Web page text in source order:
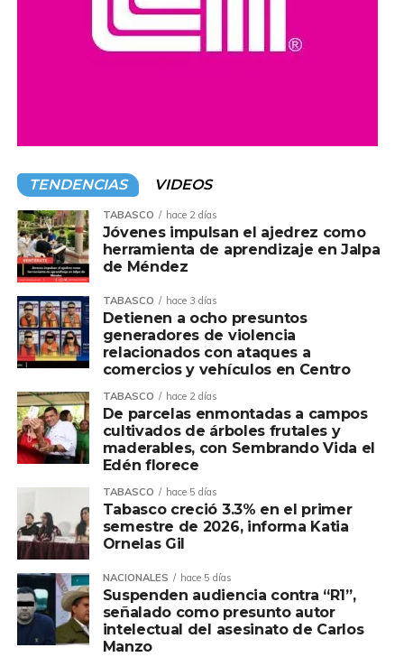
TENDENCIAS VIDEOS
TABASCO hace 2 días
Jóvenes impulsan el ajedrez como
herramienta de aprendizaje en Jalpa
de Méndez
TABASCO hace 3 días
Detienen a ocho presuntos
generadores de violencia
relacionados con ataques a
comercios y vehículos en Centro
TABASCO hace 2 días
De parcelas enmontadas a campos
cultivados de árboles frutales y
maderables, con Sembrando Vida el
Edén florece
TABASCO hace 5 días
Tabasco creció 3.3% en el primer
semestre de 2026, informa Katia
Ornelas Gil
NACIONALES hace 5 días
Suspenden audiencia contra “R1”,
señalado como presunto autor
intelectual del asesinato de Carlos
Manzo